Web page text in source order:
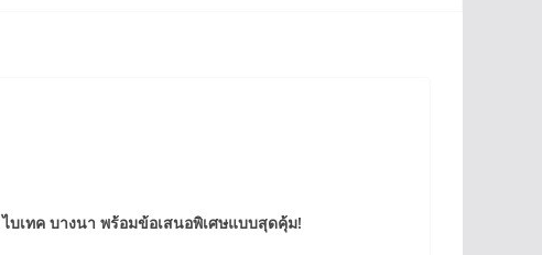
ไบเทค บางนา พร้อมข้อเสนอพิเศษแบบสุดคุ้ม!